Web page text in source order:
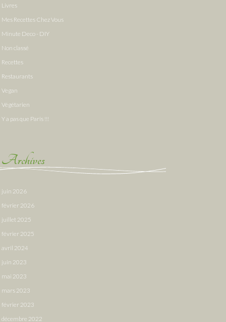
Livres
Mes Recettes Chez Vous
Minute Deco - DIY
Non classé
Recettes
Restaurants
Vegan
Végétarien
Y a pas que Paris !!!
Archives
juin 2026
février 2026
juillet 2025
février 2025
avril 2024
juin 2023
mai 2023
mars 2023
février 2023
décembre 2022